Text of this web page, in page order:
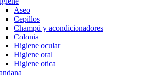
Aseo
Cepillos
Champú y acondicionadores
Colonia
Higiene ocular
Higiene oral
Higiene otica